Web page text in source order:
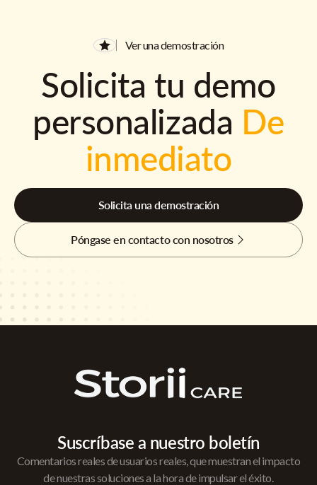
Ver una demostración
Solicita tu demo
personalizada De
inmediato
Solicita una demostración
Póngase en contacto con nosotros
Suscríbase a nuestro boletín
Comentarios reales de usuarios reales, que muestran el impacto
de nuestras soluciones a la hora de impulsar el éxito.